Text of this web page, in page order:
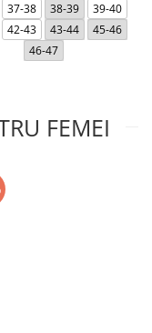
37-38 38-39
39-40
42-43 43-44
45-46
46-47
FEMEI